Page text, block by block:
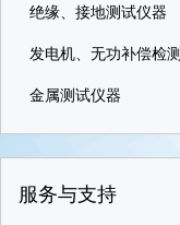
服务与支持
绝缘、接地测试仪器
发电机、无功补偿检测
金属测试仪器